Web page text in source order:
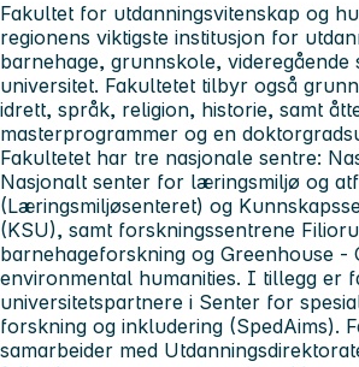
Fakultet for utdanningsvitenskap og
regionens viktigste institusjon for
barnehage, grunnskole,
universitet. Fakultetet tilbyr også
idrett, språk, religion, historie, samt
masterprogrammer og en
Fakultetet har tre nasjonale sentre:
Nasjonalt senter for læringsmiljø og
(Læringsmiljøsenteret) og
(KSU), samt forskningssentrene
barnehageforskning og Greenhouse -
environmental humanities. I tillegg er
universitetspartnere i Senter for
forskning og inkludering (SpedAims).
samarbeider med